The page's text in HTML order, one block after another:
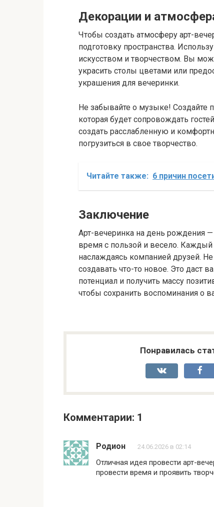
Декорации и
Чтобы создать атмосферу арт-
подготовку пространства.
искусством и творчеством. Вы
украсить столы цветами или
украшения для вечеринки.
Не забывайте о музыке! Создайте
которая будет сопровождать
создать расслабленную и
погрузиться в свое творчество.
Читайте также: 6 причин
Заключение
Арт-вечеринка на день рождения —
время с пользой и весело.
наслаждаясь компанией друзей.
создавать что-то новое. Это даст
потенциал и получить массу
чтобы сохранить воспоминания о
Понравилась
Комментарии: 1
Родион 24.06.2026 в 02:14
Отличная идея провести арт-
провести время и проявить